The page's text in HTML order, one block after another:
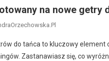
na nowe getry
do tańca to kluczowy
Zastanawiasz się, co